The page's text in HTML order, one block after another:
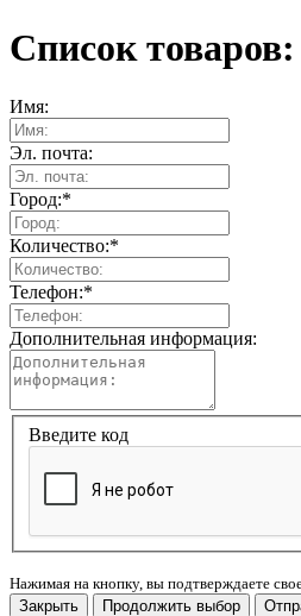
Список товаров:
Имя:
Эл. почта:
Город:*
Количество:*
Телефон:*
Дополнительная информация:
Введите код
Нажимая на кнопку, вы подтверждаете
Закрыть
Продолжить выбор